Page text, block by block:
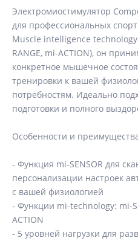
Электромиостимулятор
для профессиональных
Muscle intelligence technology
RANGE, mi-ACTION), он
конкретное мышечное
тренировки к вашей
потребностям. Идеально
подготовки и полного
Особенности и
- Функция mi-SENSOR для
персонализации настроек
с вашей физиологией
- Функции mi-technology: mi-
ACTION
- 5 уровней нагрузки для